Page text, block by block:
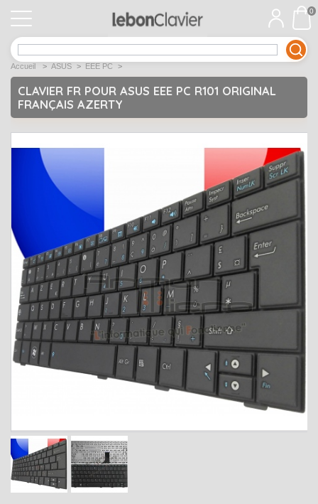
APPLE 1
Open submenu
ACER 12
Open submenu
ASUS
Déstockage
2
Open submenu
FUJITSU SIEMENS Open submenu
HP Open submenu
LENOVO Open submenu
MEDION 2
Open submenu
MSI Open submenu
4
Open submenu
SAMSUNG
SONY
0
Accueil > ASUS > EEE PC >
CLAVIER FR POUR ASUS EEE PC R101 ORIGINAL
FRANÇAIS AZERTY